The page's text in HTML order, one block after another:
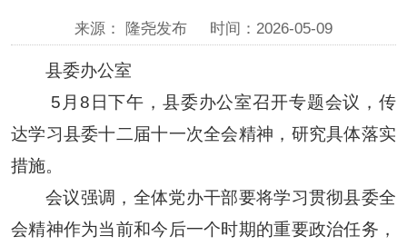
来源： 隆尧发布 时间：2026-05-09
县委办公室
5月8日下午，县委办公室召开专题会议，传
达学习县委十二届十一次全会精神，研究具体落实
措施。
会议强调，全体党办干部要将学习贯彻县委全
会精神作为当前和今后一个时期的重要政治任务，